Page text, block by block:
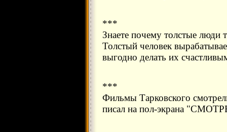
***
Знаете почему толстые люди
Толстый человек
выгодно делать их
***
Фильмы Тарковского
писал на пол-экрана